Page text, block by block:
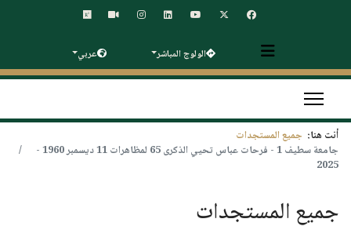
الولوج المباشر عربي
أنت هنا: جميع المستجدات
جامعة سطيف 1 - فرحات عباس تحيي الذكرى 65 لمظاهرات 11 ديسمبر 1960 -
2025
جميع المستجدات